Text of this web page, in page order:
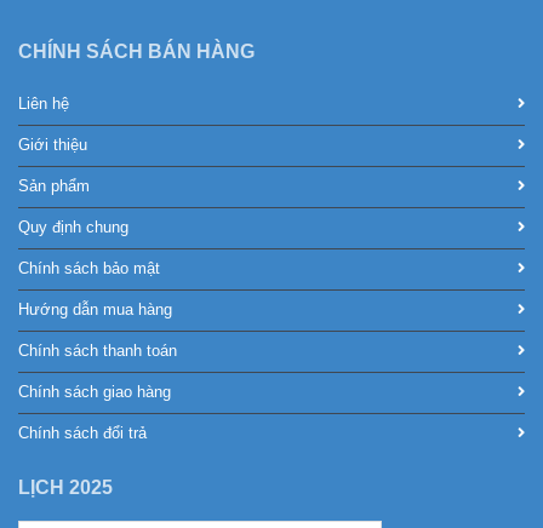
CHÍNH SÁCH BÁN HÀNG
Liên hệ
Giới thiệu
Sản phẩm
Quy định chung
Chính sách bảo mật
Hướng dẫn mua hàng
Chính sách thanh toán
Chính sách giao hàng
Chính sách đổi trả
LỊCH 2025